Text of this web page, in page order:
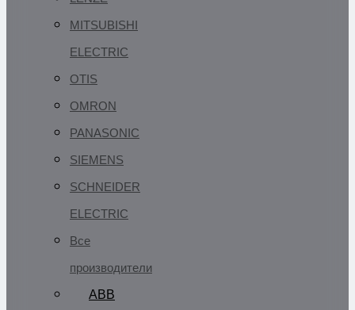
MITSUBISHI
ELECTRIC
OTIS
OMRON
PANASONIC
SIEMENS
SCHNEIDER
ELECTRIC
Все
производители
ABB